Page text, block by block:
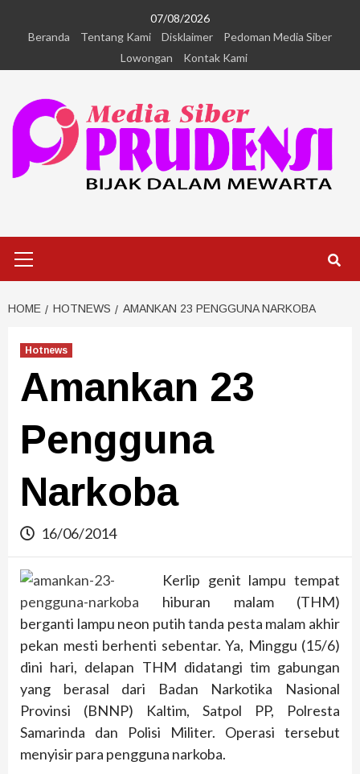
07/08/2026
Beranda
Tentang Kami Disklaimer
Pedoman Media Siber
Lowongan
Kontak Kami
HOME HOTNEWS AMANKAN 23 PENGGUNA NARKOBA
Hotnews
Amankan 23
Pengguna
Narkoba
16/06/2014
Kerlip genit lampu tempat
hiburan malam (THM)
berganti lampu neon putih tanda pesta malam akhir
pekan mesti berhenti sebentar. Ya, Minggu (15/6)
dini hari, delapan THM didatangi tim gabungan
yang berasal dari Badan Narkotika Nasional
Provinsi (BNNP) Kaltim, Satpol PP, Polresta
Samarinda dan Polisi Militer. Operasi tersebut
menyisir para pengguna narkoba.